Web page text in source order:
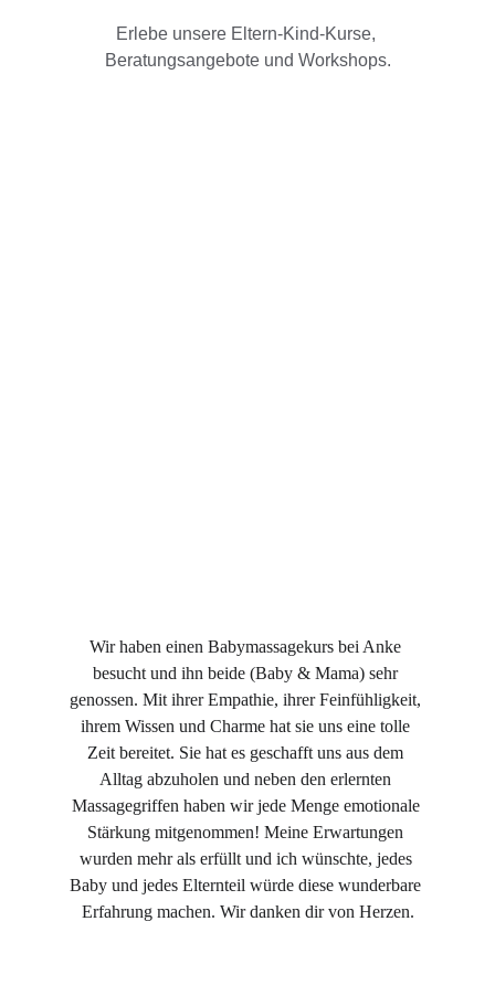
Erlebe unsere Eltern-Kind-Kurse,
Beratungsangebote und Workshops.
Wir haben einen Babymassagekurs bei Anke
besucht und ihn beide (Baby & Mama) sehr
genossen. Mit ihrer Empathie, ihrer Feinfühligkeit,
ihrem Wissen und Charme hat sie uns eine tolle
Zeit bereitet. Sie hat es geschafft uns aus dem
Alltag abzuholen und neben den erlernten
Massagegriffen haben wir jede Menge emotionale
Stärkung mitgenommen! Meine Erwartungen
wurden mehr als erfüllt und ich wünschte, jedes
Baby und jedes Elternteil würde diese wunderbare
Erfahrung machen. Wir danken dir von Herzen.